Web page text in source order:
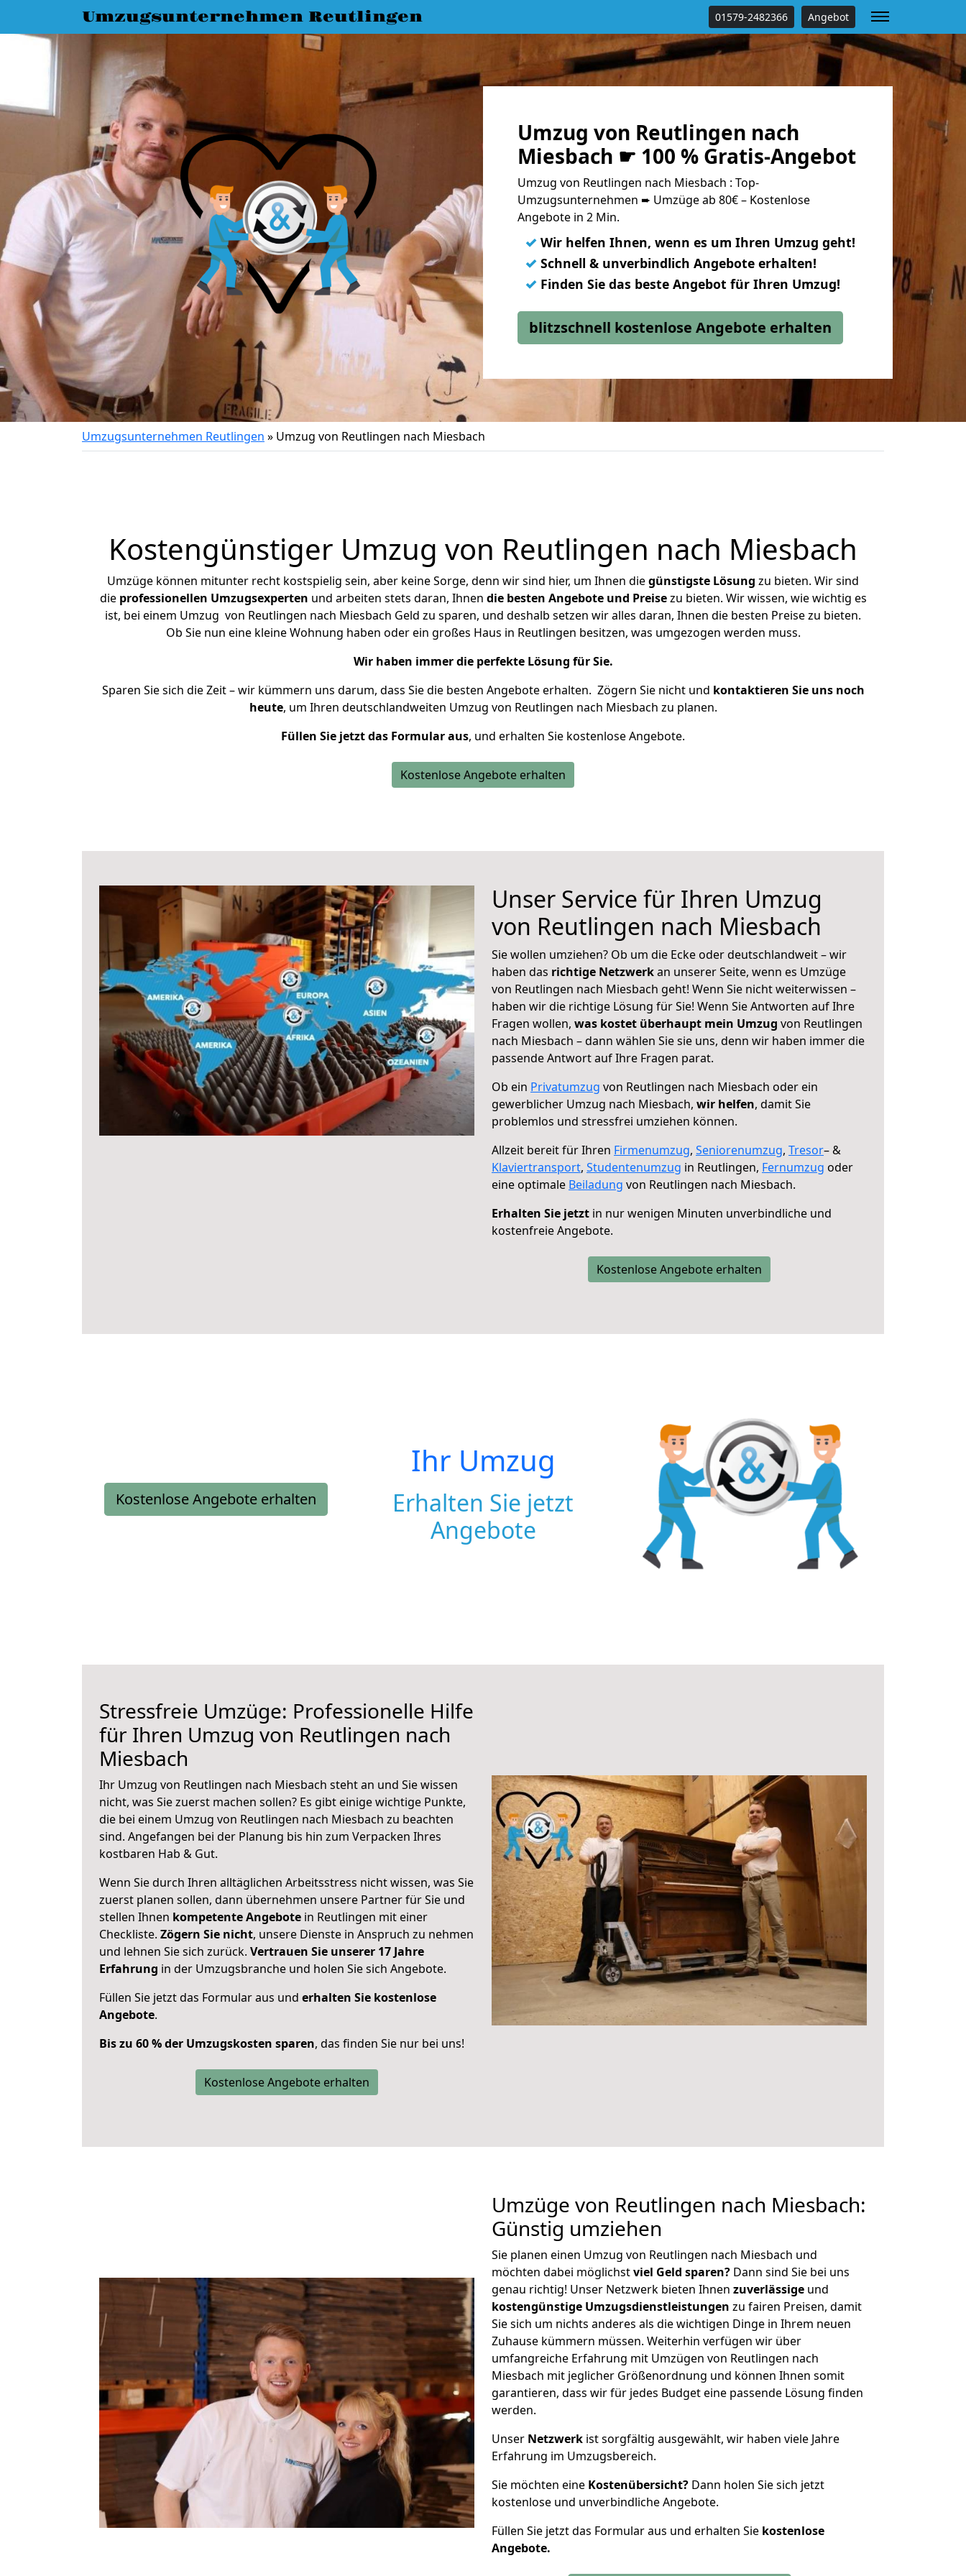
Umzugsunternehmen Reutlingen 01579-2482366 Angebot
Umzug von Reutlingen nach
Miesbach ☛ 100 % Gratis-Angebot
Umzug von Reutlingen nach Miesbach : Top-
Umzugsunternehmen ➨ Umzüge ab 80€ – Kostenlose
Angebote in 2 Min.
✓ Wir helfen Ihnen, wenn es um Ihren Umzug geht!
✓ Schnell & unverbindlich Angebote erhalten!
✓ Finden Sie das beste Angebot für Ihren Umzug!
blitzschnell kostenlose Angebote erhalten
Umzugsunternehmen Reutlingen » Umzug von Reutlingen nach Miesbach
Kostengünstiger Umzug von Reutlingen nach Miesbach
Umzüge können mitunter recht kostspielig sein, aber keine Sorge, denn wir sind hier, um Ihnen diegünstigste Lösung zu bieten. Wir sind
die professionellen Umzugsexperten und arbeiten stets daran, Ihnen die besten Angebote und Preisezu bieten. Wir wissen, wie wichtig es
ist, bei einem Umzug von Reutlingen nach Miesbach Geld zu sparen, und deshalb setzen wir alles daran, Ihnen die besten Preise zu bieten.
Ob Sie nun eine kleine Wohnung haben oder ein großes Haus in Reutlingen besitzen, was umgezogen werden muss.
Wir haben immer die perfekte Lösung für Sie.
Sparen Sie sich die Zeit – wir kümmern uns darum, dass Sie die besten Angebote erhalten. Zögern Sie nicht und kontaktieren Sie uns noch
heute, um Ihren deutschlandweiten Umzug von Reutlingen nach Miesbach zu planen.
Füllen Sie jetzt das Formular aus, und erhalten Sie kostenlose Angebote.
Kostenlose Angebote erhalten
Unser Service für Ihren Umzug
von Reutlingen nach Miesbach
Sie wollen umziehen? Ob um die Ecke oder deutschlandweit – wir
haben das richtige Netzwerkan unserer Seite, wenn es Umzüge
von Reutlingen nach Miesbach geht! Wenn Sie nicht weiterwissen –
haben wir die richtige Lösung für Sie! Wenn Sie Antworten auf Ihre
Fragen wollen, was kostet überhaupt mein Umzug von Reutlingen
nach Miesbach – dann wählen Sie sie uns, denn wir haben immer die
passende Antwort auf Ihre Fragen parat.
Ob ein Privatumzug von Reutlingen nach Miesbach oder ein
gewerblicher Umzug nach Miesbach, wir helfen, damit Sie
problemlos und stressfrei umziehen können.
Allzeit bereit für Ihren Firmenumzug, Seniorenumzug, Tresor– &
Klaviertransport, Studentenumzug in Reutlingen, Fernumzug oder
eine optimale Beiladung von Reutlingen nach Miesbach.
Erhalten Sie jetzt in nur wenigen Minuten unverbindliche und
kostenfreie Angebote.
Kostenlose Angebote erhalten
Kostenlose Angebote erhalten
Ihr Umzug
Erhalten Sie jetzt
Angebote
Stressfreie Umzüge: Professionelle Hilfe
für Ihren Umzug von Reutlingen nach
Miesbach
Ihr Umzug von Reutlingen nach Miesbach steht an und Sie wissen
nicht, was Sie zuerst machen sollen? Es gibt einige wichtige Punkte,
die bei einem Umzug von Reutlingen nach Miesbach zu beachten
sind. Angefangen bei der Planung bis hin zum Verpacken Ihres
kostbaren Hab & Gut.
Wenn Sie durch Ihren alltäglichen Arbeitsstress nicht wissen, was Sie
zuerst planen sollen, dann übernehmen unsere Partner für Sie und
stellen Ihnen kompetente Angebote in Reutlingen mit einer
Checkliste. Zögern Sie nicht, unsere Dienste in Anspruch zu nehmen
und lehnen Sie sich zurück. Vertrauen Sie unserer 17 Jahre
Erfahrung in der Umzugsbranche und holen Sie sich Angebote.
Füllen Sie jetzt das Formular aus und erhalten Sie kostenlose
Angebote.
Bis zu 60 % der Umzugskosten sparen, das finden Sie nur bei uns!
Kostenlose Angebote erhalten
Umzüge von Reutlingen nach Miesbach:
Günstig umziehen
Sie planen einen Umzug von Reutlingen nach Miesbach und
möchten dabei möglichstviel Geld sparen? Dann sind Sie bei uns
genau richtig! Unser Netzwerk bieten Ihnen zuverlässige und
kostengünstige Umzugsdienstleistungen zu fairen Preisen, damit
Sie sich um nichts anderes als die wichtigen Dinge in Ihrem neuen
Zuhause kümmern müssen. Weiterhin verfügen wir über
umfangreiche Erfahrung mit Umzügen von Reutlingen nach
Miesbach mit jeglicher Größenordnung und können Ihnen somit
garantieren, dass wir für jedes Budget eine passende Lösung finden
werden.
Unser Netzwerk ist sorgfältig ausgewählt, wir haben viele Jahre
Erfahrung im Umzugsbereich.
Sie möchten eine Kostenübersicht? Dann holen Sie sich jetzt
kostenlose und unverbindliche Angebote.
Füllen Sie jetzt das Formular aus und erhalten Sie kostenlose
Angebote.